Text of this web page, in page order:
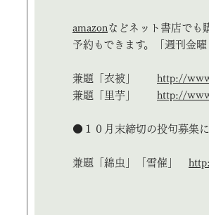
amazon などネット書店でも
予約もできます。「週刊金
兼題「衣被」 http://
兼題「里芋」 http://
●１０月末締切の投句募集
兼題「綿虫」「雪催」